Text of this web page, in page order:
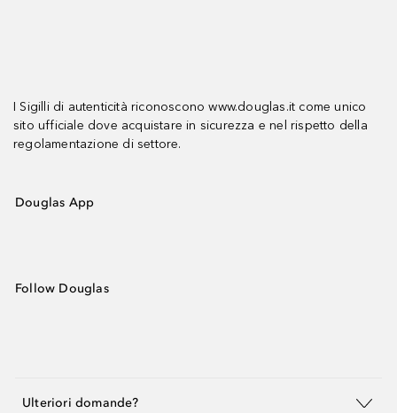
I Sigilli di autenticità riconoscono www.douglas.it come unico
sito ufficiale dove acquistare in sicurezza e nel rispetto della
regolamentazione di settore.
Douglas App
Follow Douglas
Ulteriori domande?